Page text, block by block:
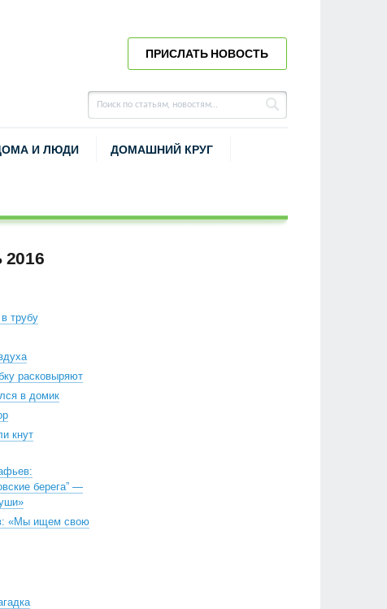
ПРИСЛАТЬ НОВОСТЬ
И ЛЮДИ ДОМАШНИЙ КРУГ
трубу
расковыряют
в домик
кнут
берега” —
«Мы ищем свою